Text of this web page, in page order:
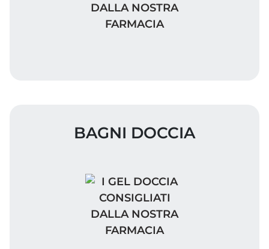
DALLA NOSTRA
FARMACIA
BAGNI DOCCIA